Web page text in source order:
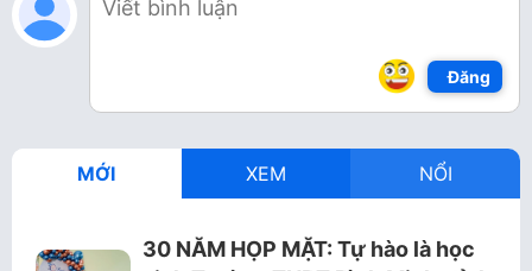
Đăng
MỚI XEM NỔI
30 NĂM HỌP MẶT: Tự hào là học